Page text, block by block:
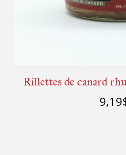
Rillettes de canard
9,19